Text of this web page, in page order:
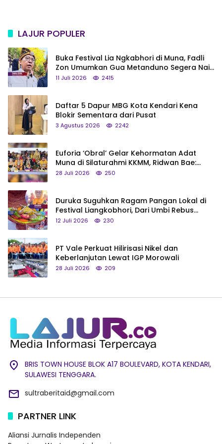
LAJUR POPULER
Buka Festival Lia Ngkabhori di Muna, Fadli
Zon Umumkan Gua Metanduno Segera Naik
Status Jadi Cagar Budaya Nasional
11 Juli 2026 2415
Daftar 5 Dapur MBG Kota Kendari Kena
Blokir Sementara dari Pusat
3 Agustus 2026 2242
Euforia ‘Obral’ Gelar Kehormatan Adat
Muna di Silaturahmi KKMM, Ridwan Bae:
Saya Bukan Tipe Begitu, Belum Pantas!
28 Juli 2026 250
Duruka Suguhkan Ragam Pangan Lokal di
Festival Liangkobhori, Dari Umbi Rebus
hingga Tumpeng Beras Muna
12 Juli 2026 230
PT Vale Perkuat Hilirisasi Nikel dan
Keberlanjutan Lewat IGP Morowali
28 Juli 2026 209
BRIS TOWN HOUSE BLOK A17 BOULEVARD, KOTA KENDARI,
SULAWESI TENGGARA.
sultraberitaid@gmail.com
PARTNER LINK
Aliansi Jurnalis Independen